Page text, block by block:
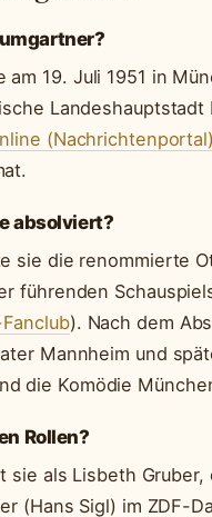
am 19. Juli 1951 in
absolviert?
sie die renommierte
führenden
). Nach dem
Mannheim und
die Komödie
Rollen?
sie als Lisbeth
(Hans Sigl) im ZDF-